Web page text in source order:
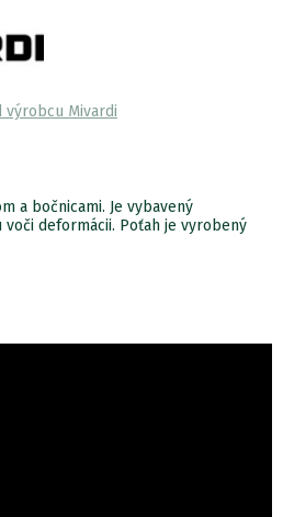
Mivardi
a bočnicami. Je vybavený
deformácii. Poťah je vyrobený